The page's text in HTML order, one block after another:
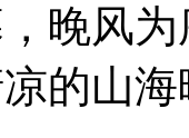
风为
的山